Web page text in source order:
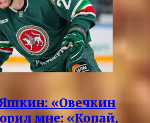
«Овечкин
мне: «Копай,